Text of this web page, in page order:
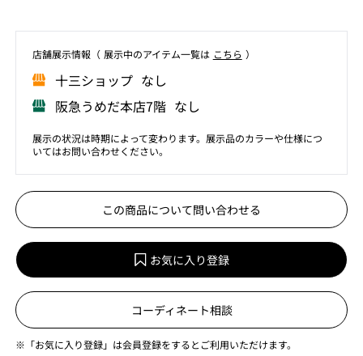
店舗展⽰情報（ 展⽰中のアイテム⼀覧は こちら ）
⼗三ショップ なし
阪急うめだ本店7階 なし
展示の状況は時期によって変わります。展示品のカラーや仕様につ
いてはお問い合わせください。
この商品について問い合わせる
お気に入り登録
コーディネート相談
※「お気に入り登録」は会員登録をするとご利用いただけます。